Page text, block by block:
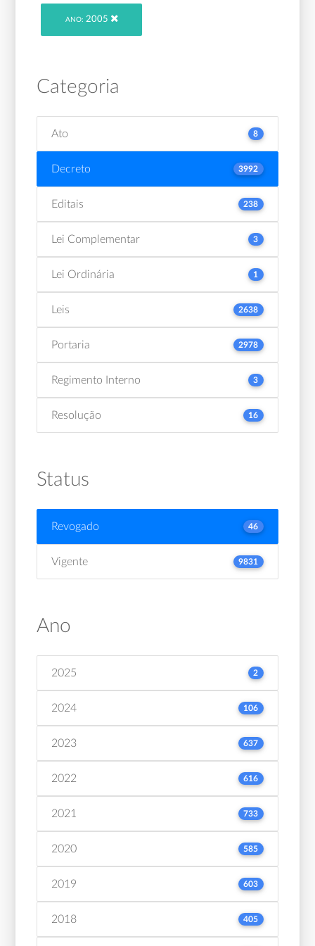
ANO: 2005
Categoria
Ato 8
Decreto 3992
Editais 238
Lei Complementar 3
Lei Ordinária 1
Leis 2638
Portaria 2978
Regimento Interno 3
Resolução 16
Status
Revogado 46
Vigente 9831
Ano
2025 2
2024 106
2023 637
2022 616
2021 733
2020 585
2019 603
2018 405